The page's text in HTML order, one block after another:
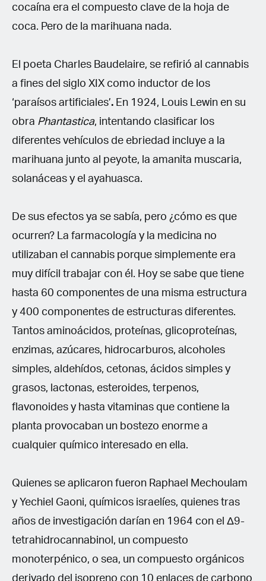
cocaína era el compuesto clave de la hoja de
coca. Pero de la marihuana nada.
El poeta Charles Baudelaire, se refirió al cannabis
a fines del siglo XIX como inductor de los
‘paraísos artificiales’. En 1924, Louis Lewin en su
obra Phantastica, intentando clasificar los
diferentes vehículos de ebriedad incluye a la
marihuana junto al peyote, la amanita muscaria,
solanáceas y el ayahuasca.
De sus efectos ya se sabía, pero ¿cómo es que
ocurren? La farmacología y la medicina no
utilizaban el cannabis porque simplemente era
muy difícil trabajar con él. Hoy se sabe que tiene
hasta 60 componentes de una misma estructura
y 400 componentes de estructuras diferentes.
Tantos aminoácidos, proteínas, glicoproteínas,
enzimas, azúcares, hidrocarburos, alcoholes
simples, aldehídos, cetonas, ácidos simples y
grasos, lactonas, esteroides, terpenos,
flavonoides y hasta vitaminas que contiene la
planta provocaban un bostezo enorme a
cualquier químico interesado en ella.
Quienes se aplicaron fueron Raphael Mechoulam
y Yechiel Gaoni, químicos israelíes, quienes tras
años de investigación darían en 1964 con el Δ9-
tetrahidrocannabinol, un compuesto
monoterpénico, o sea, un compuesto orgánicos
derivado del isopreno con 10 enlaces de carbono